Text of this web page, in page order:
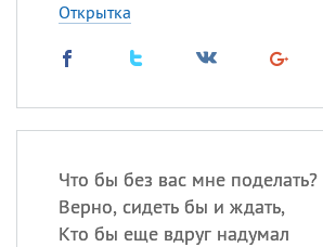
Открытка
Что бы без вас мне поделать?
Верно, сидеть бы и ждать,
Кто бы еще вдруг надумал